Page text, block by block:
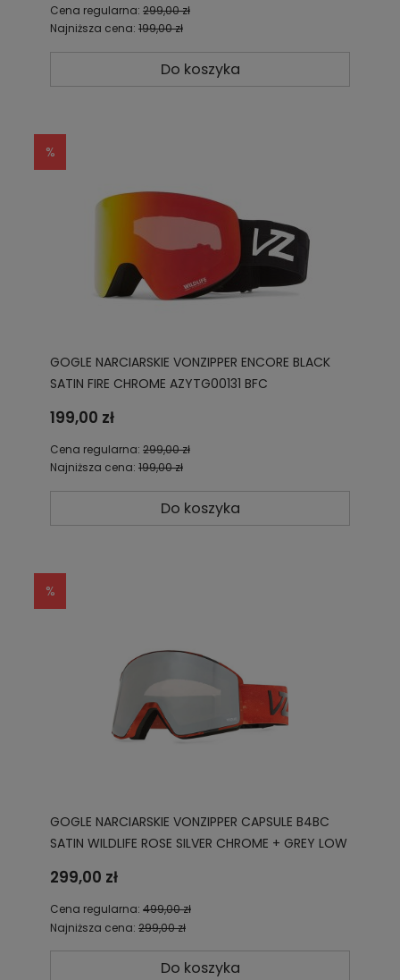
Cena regularna: 299,00 zł
Najniższa cena: 199,00 zł
Do koszyka
GOGLE NARCIARSKIE VONZIPPER ENCORE BLACK
SATIN FIRE CHROME AZYTG00131 BFC
199,00 zł
Cena regularna: 299,00 zł
Najniższa cena: 199,00 zł
Do koszyka
GOGLE NARCIARSKIE VONZIPPER CAPSULE B4BC
SATIN WILDLIFE ROSE SILVER CHROME + GREY LOW
299,00 zł
Cena regularna: 499,00 zł
Najniższa cena: 299,00 zł
Do koszyka